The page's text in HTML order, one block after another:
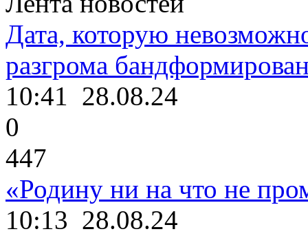
Дата, которую
разгрома
10:41 28.08.24
0
447
«Родину ни на что не
10:13 28.08.24